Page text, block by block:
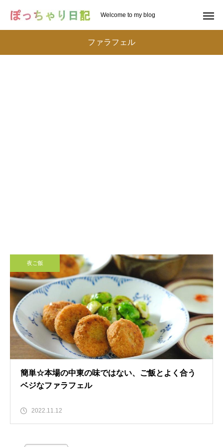
Welcome to my blog
ファラフェル
夜ご飯
簡単☆本場の中東の味ではない、ご飯とよく合う
ベジなファラフェル
2022.11.12